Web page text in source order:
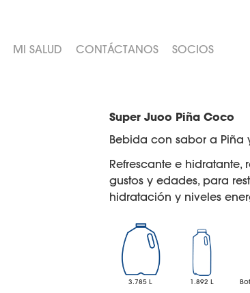
MI SALUD CONTÁCTANOS SOCIOS
Super Juoo Piña Coco
Bebida con sabor a Piña
Refrescante e
gustos y edades, para
hidratación y niveles
3.785 L 1.892 L